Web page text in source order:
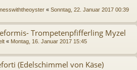
« Sonntag, 22. Januar 2017 00:39
Trompetenpfifferling Myzel
« Montag, 16. Januar 2017 15:45
(Edelschimmel von Käse)